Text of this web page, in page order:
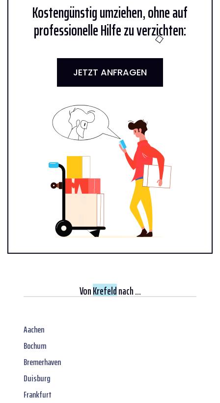
Kostengünstig umziehen, ohne auf
professionelle Hilfe zu verzichten:
JETZT ANFRAGEN
VonKrefeldnach ...
Aachen
Bochum
Bremerhaven
Duisburg
Frankfurt